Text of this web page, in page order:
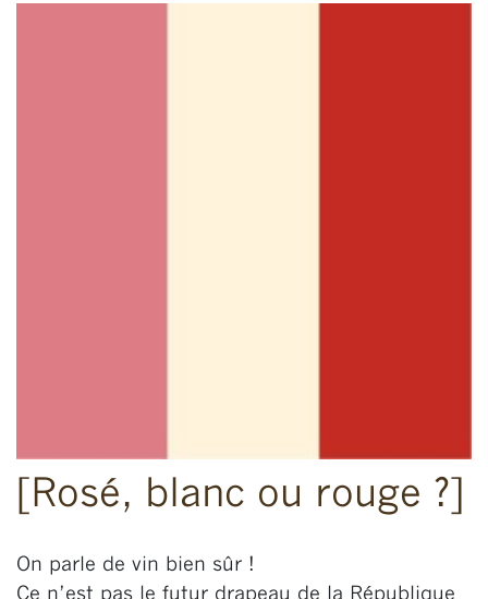
[Rosé, blanc ou rouge ?]
On parle de vin bien sûr !
Ce n’est pas le futur drapeau de la République